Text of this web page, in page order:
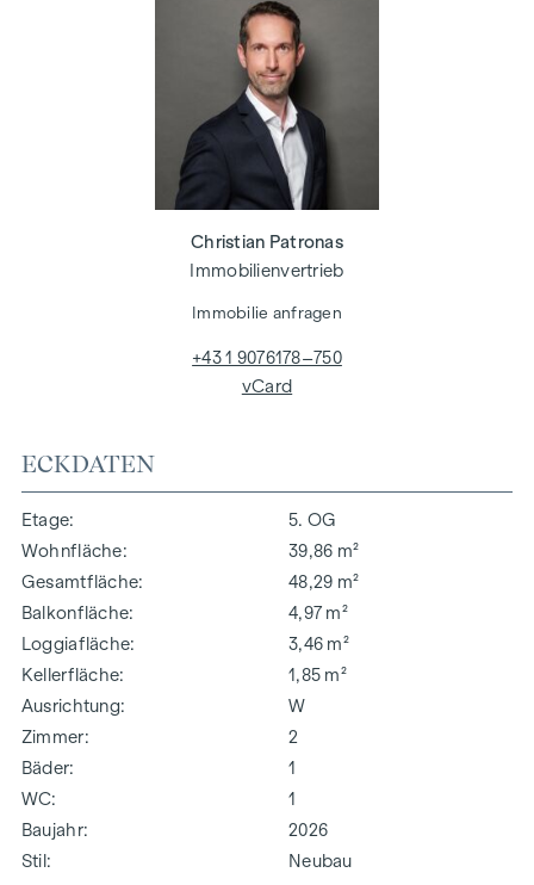
ECKDATEN
Etage
5. OG
Wohnfläche
39,86 m²
Gesamtfläche
48,29 m²
Balkonfläche
4,97 m²
Loggiafläche
3,46 m²
Kellerfläche
1,85 m²
Ausrichtung
W
Zimmer
2
Bäder
1
WC
1
Baujahr
2026
Stil
Neubau
Christian Patronas
Immobilienvertrieb
Immobilie anfragen
+43 1 9076178–750
vCard